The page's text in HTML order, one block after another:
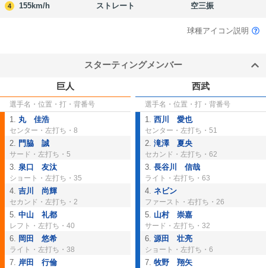
4 155km/h ストレート 空三振
球種アイコン説明
スターティングメンバー
巨人
選手名・位置・打・背番号
1. 丸 佳浩
センター・ 左打ち ・8
2. 門脇 誠
サード・ 左打ち ・5
3. 泉口 友汰
ショート・ 左打ち ・35
4. 吉川 尚輝
セカンド・ 左打ち ・2
5. 中山 礼都
レフト・ 左打ち ・40
6. 岡田 悠希
ライト・ 左打ち ・38
7. 岸田 行倫
西武
選手名・位置・打・背番号
1. 西川 愛也
センター・ 左打ち ・51
2. 滝澤 夏央
セカンド・ 左打ち ・62
3. 長谷川 信哉
ライト・ 右打ち ・63
4. ネビン
ファースト・ 右打ち ・26
5. 山村 崇嘉
サード・ 左打ち ・32
6. 源田 壮亮
ショート・ 左打ち ・6
7. 牧野 翔矢